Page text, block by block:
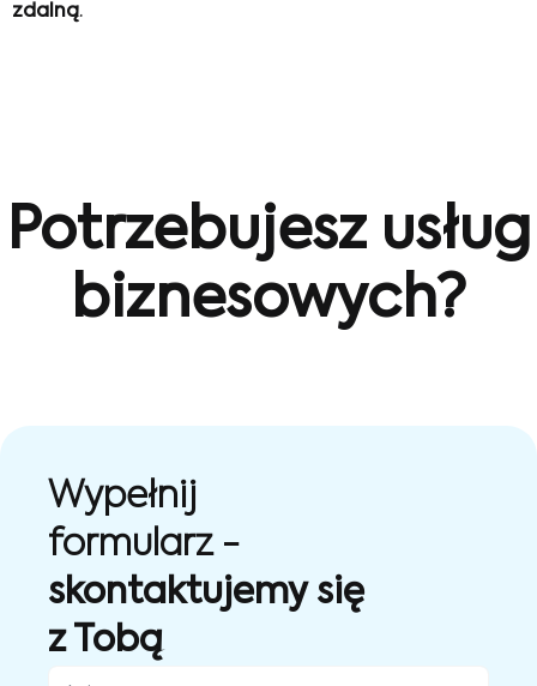
zdalną.
Potrzebujesz usług
biznesowych?
Wypełnij
formularz -
skontaktujemy się
z Tobą